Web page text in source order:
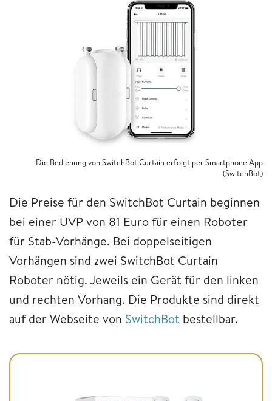
Die Bedienung von SwitchBot Curtain erfolgt per Smartphone App
(SwitchBot)
Die Preise für den SwitchBot Curtain beginnen
bei einer UVP von 81 Euro für einen Roboter
für Stab-Vorhänge. Bei doppelseitigen
Vorhängen sind zwei SwitchBot Curtain
Roboter nötig. Jeweils ein Gerät für den linken
und rechten Vorhang. Die Produkte sind direkt
auf der Webseite von SwitchBot bestellbar.